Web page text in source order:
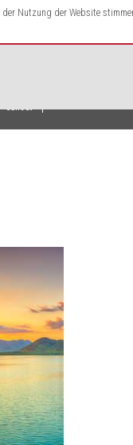
der Nutzung der Website
Sunset